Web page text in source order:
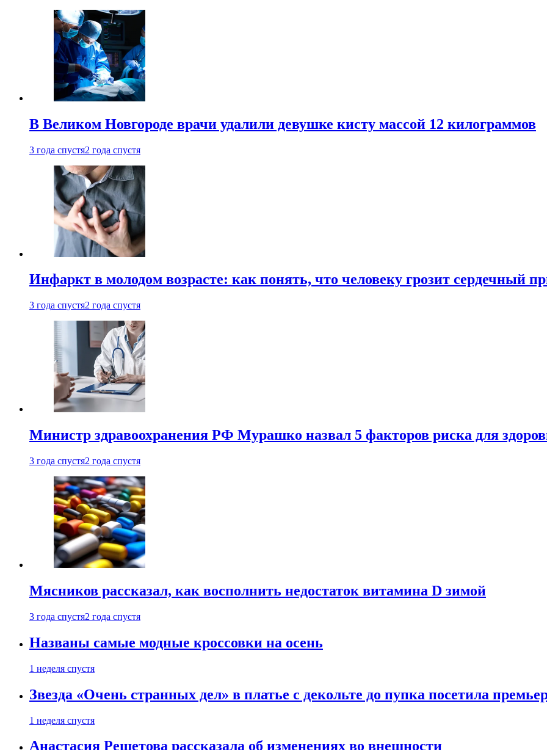
В Великом Новгороде врачи удалили девушке кисту массой 12 килограммов
3 года спустя2 года спустя
Инфаркт в молодом возрасте: как понять, что человеку грозит сердечный
3 года спустя2 года спустя
Министр здравоохранения РФ Мурашко назвал 5 факторов риска для
3 года спустя2 года спустя
Мясников рассказал, как восполнить недостаток витамина D зимой
3 года спустя2 года спустя
Названы самые модные кроссовки на осень
1 неделя спустя
Звезда «Очень странных дел» в платье с декольте до пупка посетила
1 неделя спустя
Анастасия Решетова рассказала об изменениях во внешности